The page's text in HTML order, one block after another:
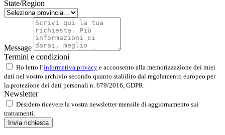
State/Region
Message
Termini e condizioni
Ho letto l’informativa privacy e acconsento alla memorizzazione dei miei
dati nel vostro archivio secondo quanto stabilito dal regolamento europeo per
la protezione dei dati personali n. 679/2016, GDPR.
Newsletter
Desidero ricevere la vostra newsletter mensile di aggiornamento sui
trattamenti.
Invia richiesta